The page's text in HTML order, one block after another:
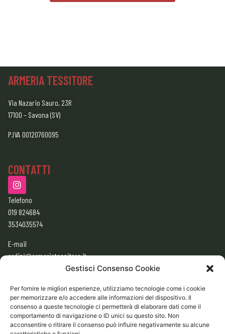
Gestisci Consenso Cookie
Per fornire le migliori esperienze, utilizziamo tecnologie come i cookie
per memorizzare e/o accedere alle informazioni del dispositivo. Il
consenso a queste tecnologie ci permetterà di elaborare dati come il
comportamento di navigazione o ID unici su questo sito. Non
acconsentire o ritirare il consenso può influire negativamente su alcune
ARMERIA TESSITORE
Via Nazario Sauro, 23R
17100 – Savona (SV)
P.IVA 00120760095
CONTATTI
Telefono
019 824684
3534035574
E-mail
ordini@armeriatessitore.it
armeriatessitore@gmail.com
ORARI
9:00 – 12:30
15:30 – 19:30